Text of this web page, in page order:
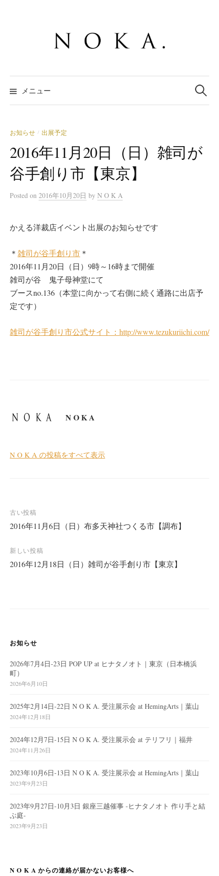
メニュー
検
索:
お知らせ / 出展予定
2016年11月20日（日）雑司が
谷手創り市【東京】
Posted on 2016年10月20日 by N O K A
かえる洋裁店イベント出展のお知らせです
＊ 雑司が谷手創り市 ＊
2016年11月20日（日）9時～16時まで開催
雑司が谷 鬼子母神堂にて
ブースno.136（本堂に向かって右側に続く通路に出店予
定です）
雑司が谷手創り市公式サイト：http://www.tezukuriichi.com/
N O K A
N O K A の投稿をすべて表示
投
稿
ナ
ビ
古い投稿
2016年11月6日（日）布多天神社つくる市【調布】
新しい投稿
2016年12月18日（日）雑司が谷手創り市【東京】
お知らせ
2026年7月4日-23日 POP UP at ヒナタノオト｜東京（日本橋浜
町）
2026年6月10日
2025年2月14日-22日 N O K A. 受注展示会 at HemingArts｜葉山
2024年12月18日
2024年12月7日-15日 N O K A. 受注展示会 at テリフリ｜福井
2024年11月26日
2023年10月6日-13日 N O K A. 受注展示会 at HemingArts｜葉山
2023年9月23日
2023年9月27日-10月3日 銀座三越催事 -ヒナタノオト 作り手と結
ぶ庭-
2023年9月23日
N O K A からの連絡が届かないお客様へ